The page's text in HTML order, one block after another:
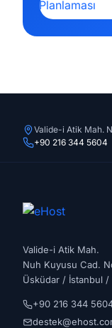
Valide-i Atik Mah.
+90 216 344 5604
Valide-i Atik Mah.
Nuh Kuyusu Cad.
Üsküdar / İstanbul /
+90 216 344